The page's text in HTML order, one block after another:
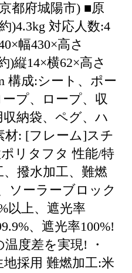
都府城陽市) ■原
)4.3kg 対応人数:4
幅430×高さ
)縦14×横62×高さ
構成:シート、ポー
プ、ロープ、収
納袋、ペグ、ハ
材: [フレーム]スチ
リタフタ 性能/特
撥水加工、難燃
ソーラーブロック
以上、遮光率
、遮光率100%!
度差を実現! ・
採用 難燃加工:米